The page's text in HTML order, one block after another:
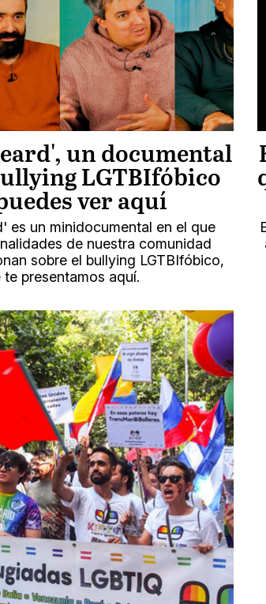
un documental
LGTBIfóbico
ver aquí
es un minidocumental en el que
de nuestra comunidad
sobre el bullying LGTBIfóbico,
te presentamos aquí.